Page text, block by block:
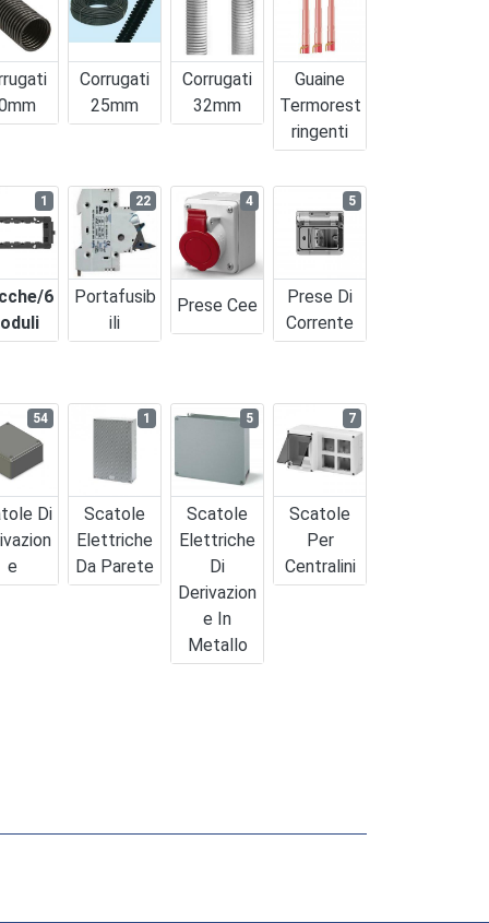
Corrugati
25mm
Corrugati
32mm
Guaine
Termorest
Ringenti
6
1
Portafusib
Ili
22
Prese Cee
4
Prese Di
Corrente
5
Di
E
54
Scatole
Elettriche
Da Parete
1
Scatole
Elettriche
Di
Derivazion
E In
Metallo
5
Scatole
Per
Centralini
7